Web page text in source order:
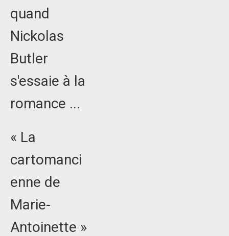
quand
Nickolas
Butler
s'essaie à la
romance ...
« La
cartomanci
enne de
Marie-
Antoinette »